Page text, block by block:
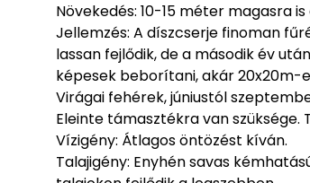
Növekedés: 10-15 méter magasra
Jellemzés: A díszcserje finoman
lassan fejlődik, de a második év
képesek beborítani, akár 20x20m-
Virágai fehérek, júniustól
Eleinte támasztékra van szüksége.
Vízigény: Átlagos öntözést kíván.
Talajigény: Enyhén savas